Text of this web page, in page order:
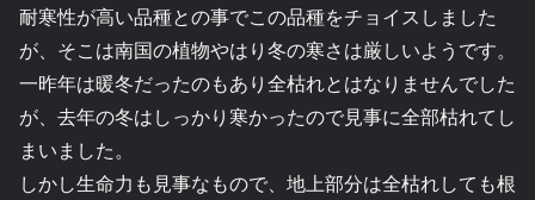
耐寒性が高い品種との事でこの品種をチョイスしました
が、そこは南国の植物やはり冬の寒さは厳しいようです。
一昨年は暖冬だったのもあり全枯れとはなりませんでした
が、去年の冬はしっかり寒かったので見事に全部枯れてし
まいました。
しかし生命力も見事なもので、地上部分は全枯れしても根